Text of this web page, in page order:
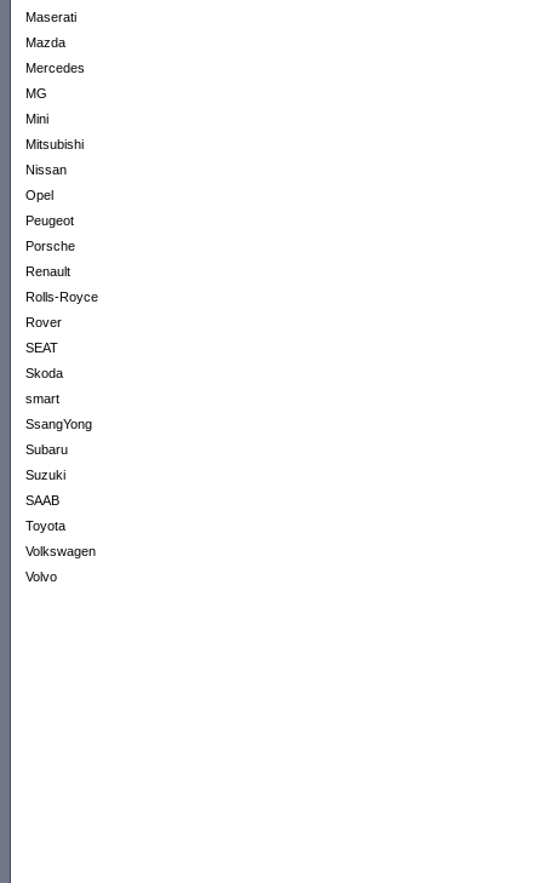
Maserati
Mazda
Mercedes
MG
Mini
Mitsubishi
Nissan
Opel
Peugeot
Porsche
Renault
Rolls-Royce
Rover
SEAT
Skoda
smart
SsangYong
Subaru
Suzuki
SAAB
Toyota
Volkswagen
Volvo